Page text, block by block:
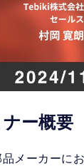
ー概要
品メーカーに